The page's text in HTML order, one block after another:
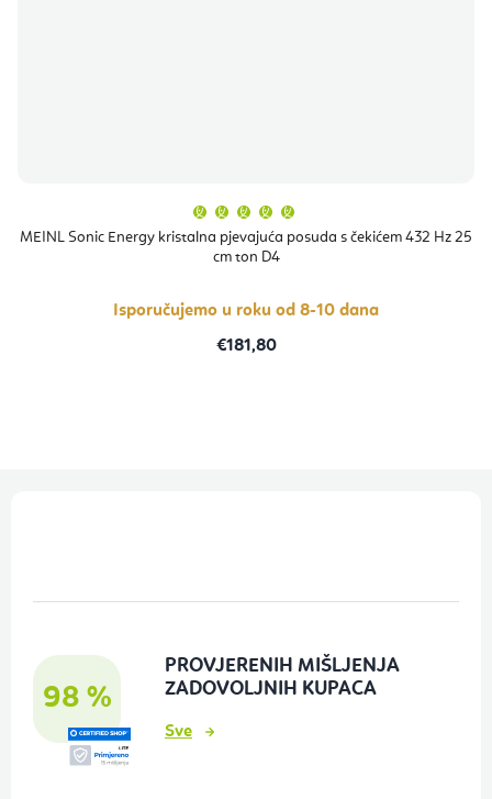
MEINL Sonic Energy kristalna pjevajuća posuda s čekićem 432 Hz 25
cm ton D4
proizvoda
je
zvjezdica.
Isporučujemo u roku od 8-10 dana
€181,80
98 %
PROVJERENIH MIŠLJENJA
ZADOVOLJNIH KUPACA
Sve